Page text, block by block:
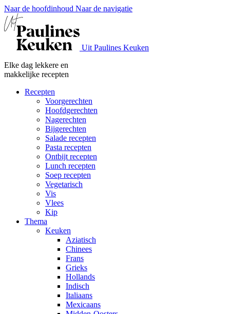
Naar de hoofdinhoud Naar de navigatie
Uit Paulines Keuken
Elke dag lekkere en
makkelijke recepten
Recepten
Voorgerechten
Hoofdgerechten
Nagerechten
Bijgerechten
Salade recepten
Pasta recepten
Ontbijt recepten
Lunch recepten
Soep recepten
Vegetarisch
Vis
Vlees
Kip
Thema
Keuken
Aziatisch
Chinees
Frans
Grieks
Hollands
Indisch
Italiaans
Mexicaans